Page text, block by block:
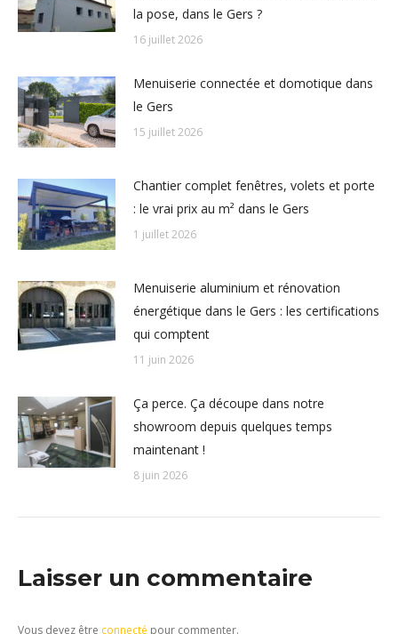
la pose, dans le Gers ?
16 juillet 2026
Menuiserie connectée et domotique dans
le Gers
15 juillet 2026
Chantier complet fenêtres, volets et porte
: le vrai prix au m² dans le Gers
1 juillet 2026
Menuiserie aluminium et rénovation
énergétique dans le Gers : les certifications
qui comptent
11 juin 2026
Ça perce. Ça découpe dans notre
showroom depuis quelques temps
maintenant !
8 juin 2026
Laisser un commentaire
Vous devez être connecté pour commenter.